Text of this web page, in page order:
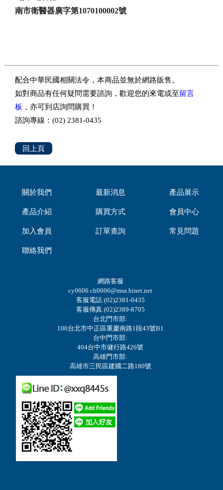
南市衛醫器廣字第1070100002號
配合中華民國相關法令，本商品並無於網路販售。
如對商品有任何疑問需要諮詢，歡迎您的來電或至留言
板 ，亦可到店詢問購買！
諮詢專線：(02) 2381-0435
回上頁
關於我們 最新消息 產品展示
產品介紹 購買方式 會員中心
加入會員 訂單查詢 常見問題
聯絡我們
網路客服
cy0606.ch0606@msa.hinet.net
客服電話:(02)2381-0435
客服傳真:(02)2389-8705
台北門市部:
100台北市中正區重慶南路1段43號B1
台中門市部:
404台中市健行路426號
高雄門市部:
高雄市三民區建國二路180號